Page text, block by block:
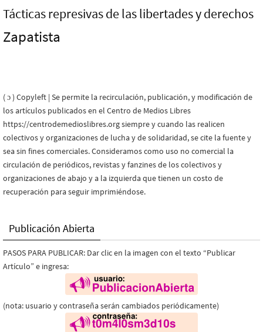
Tácticas represivas de las libertades y derechos
Zapatista
( ɔ ) Copyleft | Se permite la recirculación, publicación, y modificación de
los artículos publicados en el Centro de Medios Libres
https://centrodemedioslibres.org siempre y cuando las realicen
colectivos y organizaciones de lucha y de solidaridad, se cite la fuente y
sea sin fines comerciales. Consideramos como uso no comercial la
circulación de periódicos, revistas y fanzines de los colectivos y
organizaciones de abajo y a la izquierda que tienen un costo de
recuperación para seguir imprimiéndose.
Publicación Abierta
PASOS PARA PUBLICAR: Dar clic en la imagen con el texto “Publicar
Artículo” e ingresa:
(nota: usuario y contraseña serán cambiados periódicamente)